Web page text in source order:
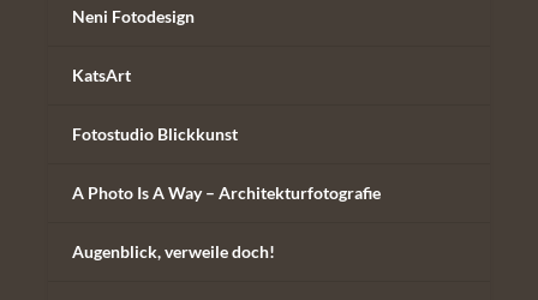
Neni Fotodesign
KatsArt
Fotostudio Blickkunst
A Photo Is A Way – Architekturfotografie
Augenblick, verweile doch!